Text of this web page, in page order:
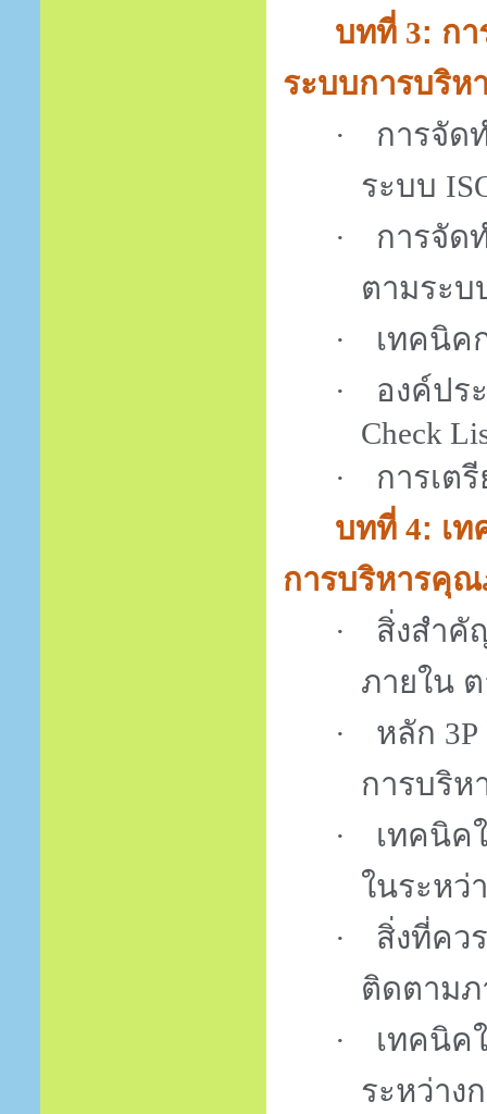
บทที่ 3: ก
ระบบการบริ
·
การจัด
ระบบ
·
การจัด
ตามระ
· เทคนิค
· องค์ปร
Check
·
การเต
บทที่ 4: เ
การบริหารคุ
·
สิ่งสำคั
ภายใน
· หลัก 3P
การบริ
·
เทคนิค
ในระหว่
·
สิ่งที่คว
ติดตามภ
·
เทคนิค
ระหว่าง